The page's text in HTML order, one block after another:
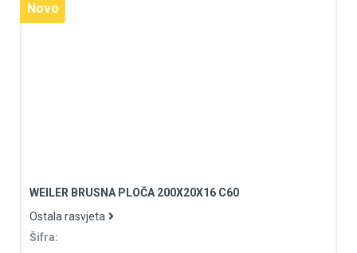
Novo
WEILER BRUSNA PLOČA 200X20X16 C60
Ostala rasvjeta
Šifra: